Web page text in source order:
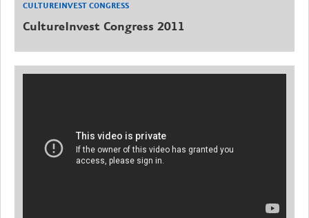
CULTUREINVEST CONGRESS
CultureInvest Congress 2011